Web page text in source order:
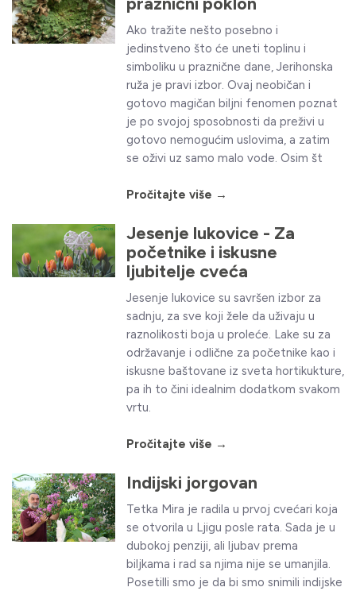
Ako tražite nešto posebno i
jedinstveno što će uneti toplinu i
simboliku u praznične dane, Jerihonska
ruža je pravi izbor. Ovaj neobičan i
gotovo magičan biljni fenomen poznat
je po svojoj sposobnosti da preživi u
gotovo nemogućim uslovima, a zatim
se oživi uz samo malo vode. Osim št
Pročitajte više →
Jesenje lukovice - Za
početnike i iskusne
ljubitelje cveća
Jesenje lukovice su savršen izbor za
sadnju, za sve koji žele da uživaju u
raznolikosti boja u proleće. Lake su za
održavanje i odlične za početnike kao i
iskusne baštovane iz sveta hortikukture,
pa ih to čini idealnim dodatkom svakom
vrtu.
Pročitajte više →
Indijski jorgovan
Tetka Mira je radila u prvoj cvećari koja
se otvorila u Ljigu posle rata. Sada je u
dubokoj penziji, ali ljubav prema
biljkama i rad sa njima nije se umanjila.
Posetilli smo je da bi smo snimili indijske